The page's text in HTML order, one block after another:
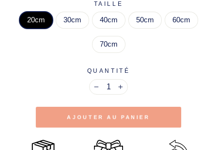
TAILLE
20cm 30cm 40cm 50cm 60cm
70cm
QUANTITÉ
+
AJOUTER AU PANIER